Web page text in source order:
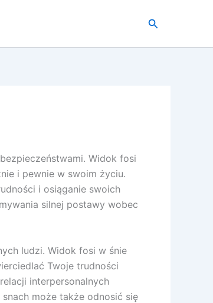
Szukaj
Widok fosi
i pewnie w swoim życiu.
i osiąganie swoich
silnej postawy wobec
ludzi. Widok fosi w śnie
Twoje trudności
interpersonalnych
może także odnosić się